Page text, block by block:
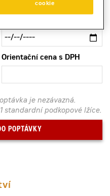
Orientační cena s DPH
je nezávazná.
standardní podkopové lžíce.
POPTÁVKY
cookie